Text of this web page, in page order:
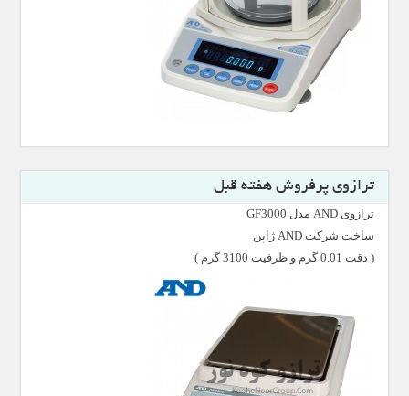
ترازوی پرفروش هفته قبل
ترازوی AND مدل GF3000
ساخت شرکت AND ژاپن
( دقت 0.01 گرم و ظرفیت 3100 گرم )